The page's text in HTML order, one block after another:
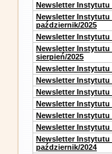
Newsletter Instytutu
Newsletter
październik/2025
Newsletter Instytutu
Newsletter
sierpień/2025
Newsletter Instytutu
Newsletter Instytutu
Newsletter Instytutu
Newsletter Instytutu
Newsletter Instytutu
Newsletter Instytutu
Newsletter
październik/2024